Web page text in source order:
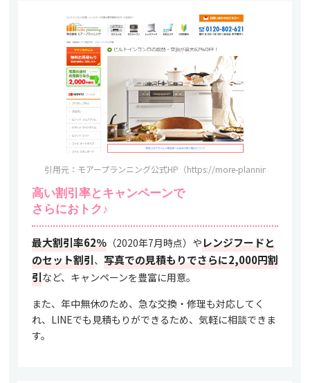
引用元：モアープランニング公式HP（https://more-planning.com/
高い割引率とキャンペーンで
さらにおトク♪
最大割引率62％（2020年7月時点）や レンジフードと
のセット割引、 写真での見積もりでさらに2,000円割
引など、キャンペーンを豊富に用意。
また、年中無休のため、急な交換・修理も対応してく
れ、LINEでも見積もりができるため、気軽に相談できま
す。